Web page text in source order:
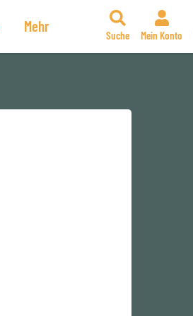
Mehr
Suche Mein Konto